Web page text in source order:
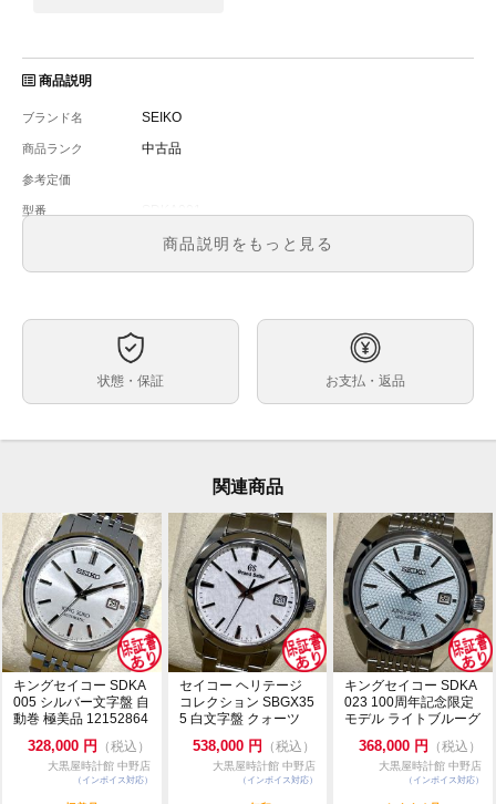
商品説明
ブランド名 SEIKO
商品ランク 中古品
参考定価
型番
メンズ
文字盤 シルバー文字盤
約37mm
ケース素材
小キズが少しありますが、目立つ大きなキズ等はありま
せん。
ガラスにキズやカケはありません。
コメント
・通信販売限定商品の為、実物確認や店舗へのお取寄せ
は出来かねます。
・価格交渉やお問合せは『出品者に質問する』よりお願
い致します。
・価格交渉の際は必ずご希望金額をご提示ください。
・専用出品・取置は出来かねます。先着順にてご注文を
受付致します。
・一般のお客様からの委託商品でございます。お問合せ
等は依頼者様に確認後にご返答致します。
・ベルトの駒調整や交換は承っておりません。メーカー
等にご依頼ください。
商品説明をもっと見る
状態・保証 お支払・返品
関連商品
キングセイコー SDKA
005 シルバー文字盤 自
動巻 極美品 12152864
328,000 円 （税込）
大黒屋時計館 中野店
（インボイス対応）
セイコー ヘリテージ
コレクション SBGX35
5 白文字盤 クォーツ
538,000 円 （税込）
大黒屋時計館 中野店
（インボイス対応）
キングセイコー SDKA
023 100周年記念限定
モデル ライトブルーグ
リーン文字...
368,000 円 （税込）
大黒屋時計館 中野店
（インボイス対応）